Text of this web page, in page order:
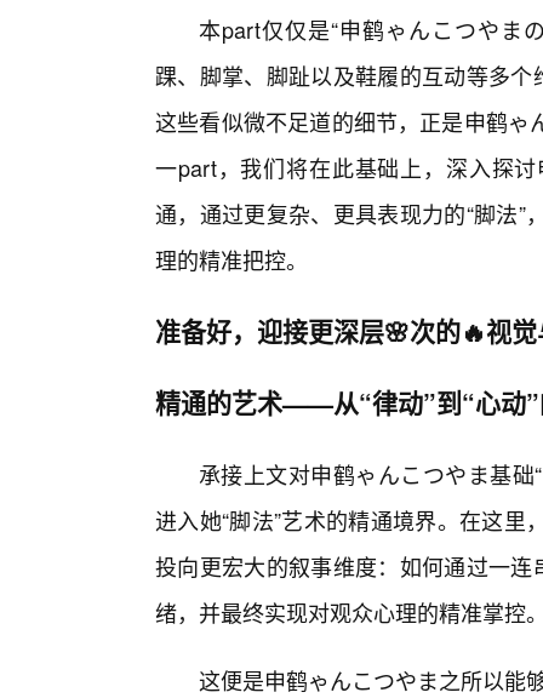
本part仅仅是“申鹤ゃんこつやま
踝、脚掌、脚趾以及鞋履的互动等多
这些看似微不足道的细节，正是申鹤
一part，我们将在此基础上，深入探
通，通过更复杂、更具表现力的“脚法
理的精准把控。
准备好，迎接更深层🌸次的🔥视
精通的艺术——从“律动”到“心动
承接上文对申鹤ゃんこつやま基
进入她“脚法”艺术的精通境界。在这
投向更宏大的叙事维度：如何通过一
绪，并最终实现对观众心理的精准掌控
这便是申鹤ゃんこつやま之所以能